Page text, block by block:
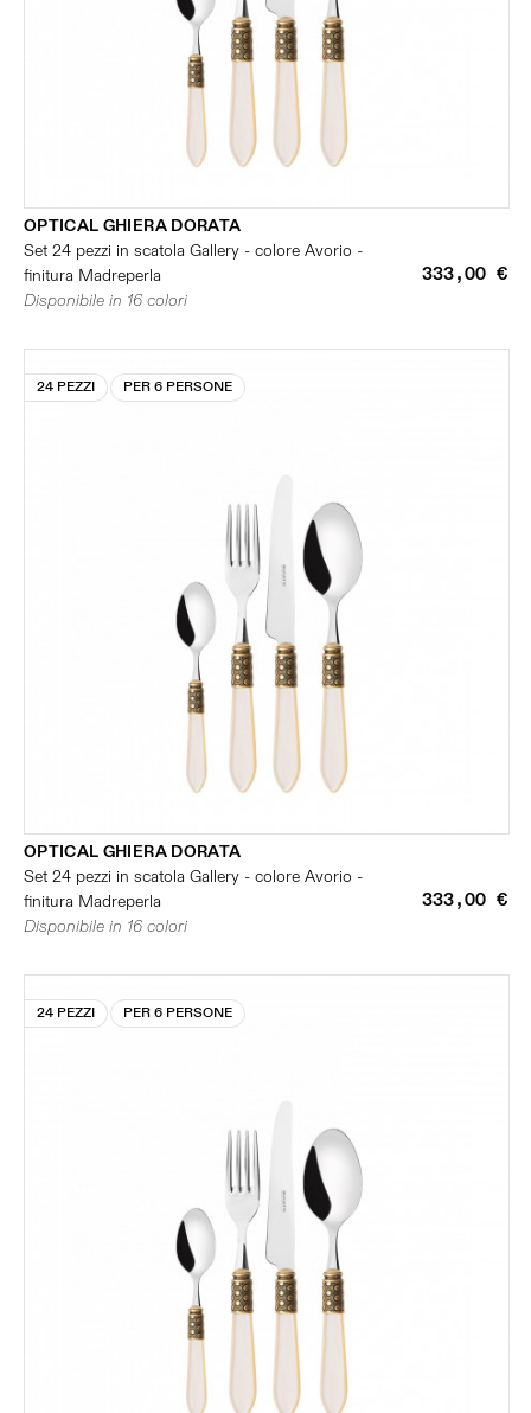
OPTICAL GHIERA DORATA
Set 24 pezzi in scatola Gallery - colore Avorio -
finitura Madreperla
333,00 €
Disponibile in 16 colori
24 PEZZI PER 6 PERSONE
OPTICAL GHIERA DORATA
Set 24 pezzi in scatola Gallery - colore Avorio -
finitura Madreperla
333,00 €
Disponibile in 16 colori
24 PEZZI PER 6 PERSONE